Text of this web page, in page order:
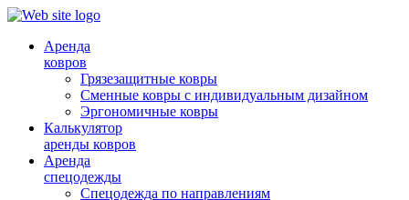
Аренда
ковров
Грязезащитные ковры
Сменные ковры с индивидуальным дизайном
Эргономичные ковры
Калькулятор
аренды ковров
Аренда
спецодежды
Спецодежда по направлениям